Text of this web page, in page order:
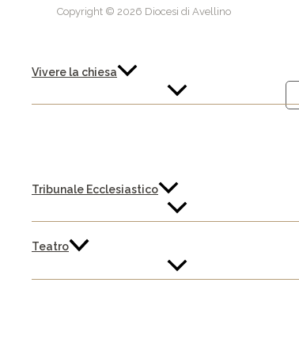
Vivere la chiesa
Tribunale Ecclesiastico
Teatro
Copyright © 2026 Diocesi di Avellino